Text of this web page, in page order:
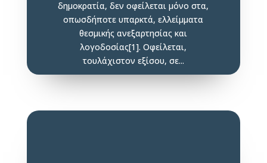
δημοκρατία, δεν οφείλεται μόνο στα,
οπωσδήποτε υπαρκτά, ελλείμματα
θεσμικής ανεξαρτησίας και
λογοδοσίας[1]. Οφείλεται,
τουλάχιστον εξίσου, σε...